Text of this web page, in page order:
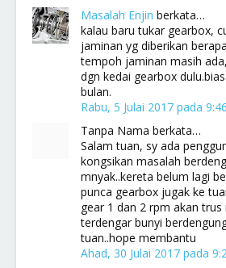
Masalah Enjin berkata…
kalau baru tukar gearbox,
jaminan yg diberikan
tempoh jaminan masih
dgn kedai gearbox
bulan.
Rabu, 5 Julai 2017 pada
Tanpa Nama berkata…
Salam tuan, sy ada
kongsikan masalah
mnyak..kereta belum lagi
punca gearbox jugak ke
gear 1 dan 2 rpm akan
terdengar bunyi
tuan..hope membantu
Ahad, 30 Julai 2017 pada